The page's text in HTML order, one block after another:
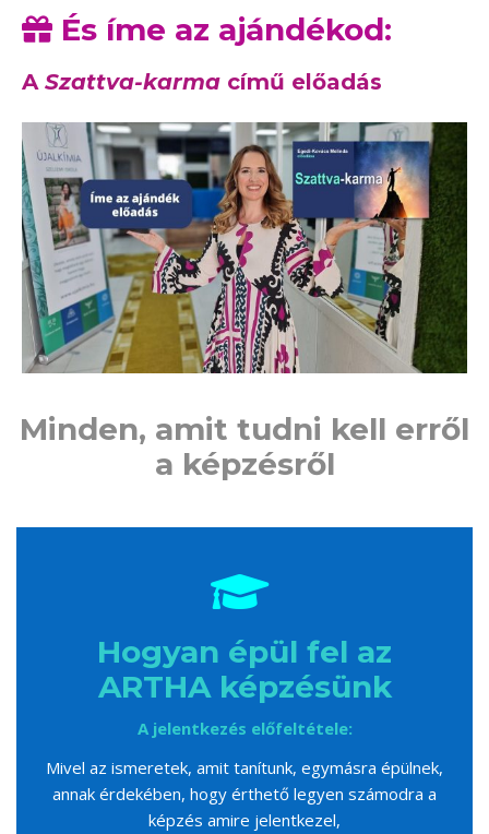
És íme az ajándékod:
ASzattva-karma című előadás
Minden, amit tudni kell erről
a képzésről
Hogyan épül fel az
ARTHA képzésünk
A jelentkezés előfeltétele:
Mivel az ismeretek, amit tanítunk, egymásra épülnek,
annak érdekében, hogy érthető legyen számodra a
képzés amire jelentkezel,